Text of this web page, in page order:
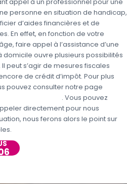
personne en situation de handicap,
d’aides financières et de
En effet, en fonction de votre
faire appel à l’assistance d’une
domicile ouvre plusieurs possibilités
peut s’agir de mesures fiscales
de crédit d’impôt. Pour plus
pouvez consulter notre page
. Vous pouvez
directement pour nous
nous ferons alors le point sur